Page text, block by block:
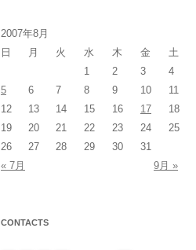
2007年8月
日
月 火 水 木 金
土
1
2 3
4
5
6 7 8 9 10
11
12
13 14 15 16 17
18
19
20 21 22 23 24
25
26
27 28 29 30
31
« 7月
9月 »
CONTACTS